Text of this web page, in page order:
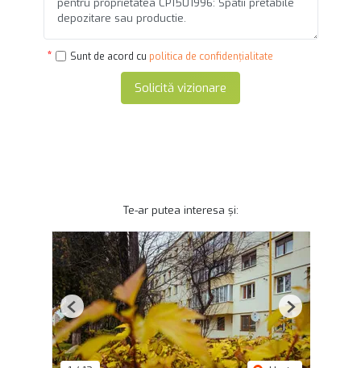
Sunt de acord cu politica de confidențialitate
Solicită vizionare
Te-ar putea interesa și:
Previous Next